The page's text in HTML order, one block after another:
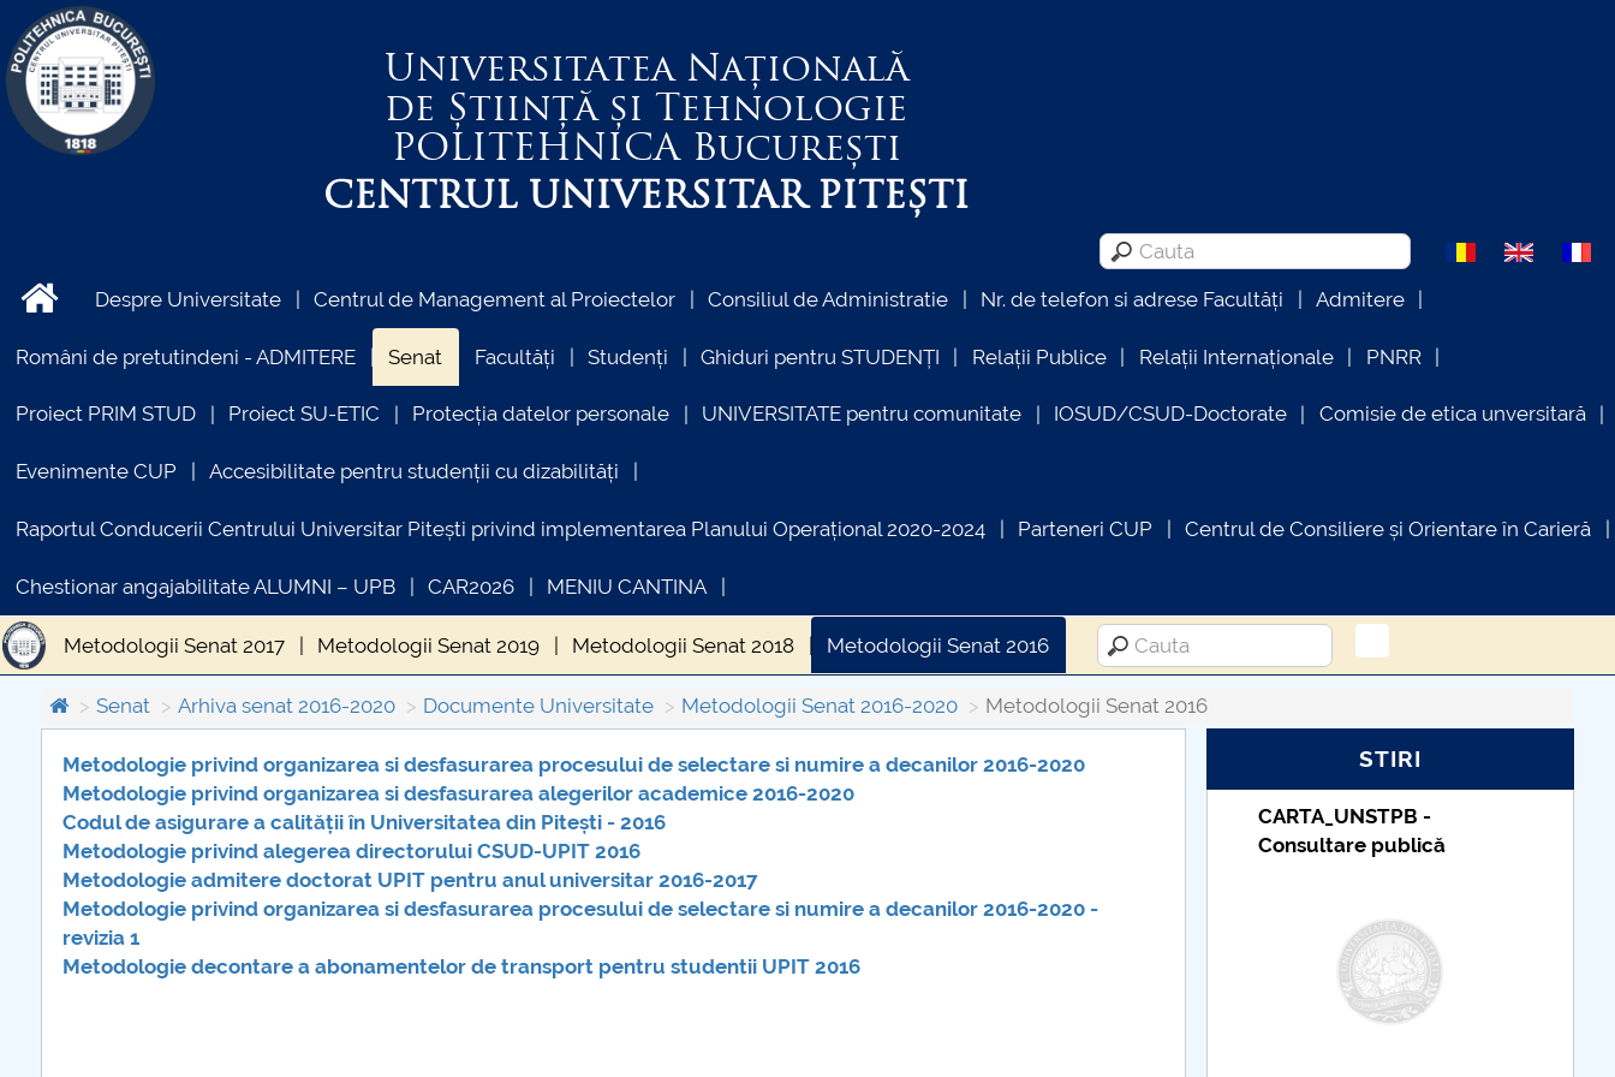
Universitatea Națională
de Știință și Tehnologie
POLITEHNICABucurești
CENTRUL UNIVERSITAR PITEȘTI
Despre Universitate Centrul de Management al Proiectelor Consiliul de Administratie Nr. de telefon si adrese Facultăți Admitere
Români de pretutindeni - ADMITERE Senat Facultăți Studenți Ghiduri pentru STUDENȚI Relații Publice Relații Internaționale PNRR
Proiect PRIM STUD Proiect SU-ETIC Protecția datelor personale UNIVERSITATE pentru comunitate IOSUD/CSUD-Doctorate Comisie de etica unversitară
Evenimente CUP Accesibilitate pentru studenții cu dizabilități
Raportul Conducerii Centrului Universitar Pitești privind implementarea Planului Operațional 2020-2024 Parteneri CUP Centrul de Consiliere și Orientare în Carieră
Chestionar angajabilitate ALUMNI – UPB CAR2026 MENIU CANTINA
Metodologii Senat 2017 Metodologii Senat 2019 Metodologii Senat 2018 Metodologii Senat 2016
Senat Arhiva senat 2016-2020 Documente Universitate Metodologii Senat 2016-2020 Metodologii Senat 2016
Metodologie privind organizarea si desfasurarea procesului de selectare si numire a decanilor 2016-2020
Metodologie privind organizarea si desfasurarea alegerilor academice 2016-2020
Codul de asigurare a calității în Universitatea din Pitești - 2016
Metodologie privind alegerea directorului CSUD-UPIT 2016
Metodologie admitere doctorat UPIT pentru anul universitar 2016-2017
Metodologie privind organizarea si desfasurarea procesului de selectare si numire a decanilor 2016-2020 -
revizia 1
Metodologie decontare a abonamentelor de transport pentru studentii UPIT 2016
STIRI
COMUNICAT DE PRESA
PRIMSTUD 26.03.2026
INFORMATII ACTE STUDII
Taxe de școlarizare
indexate – Centrul